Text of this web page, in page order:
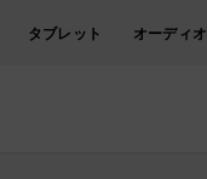
タブレット オーディオ